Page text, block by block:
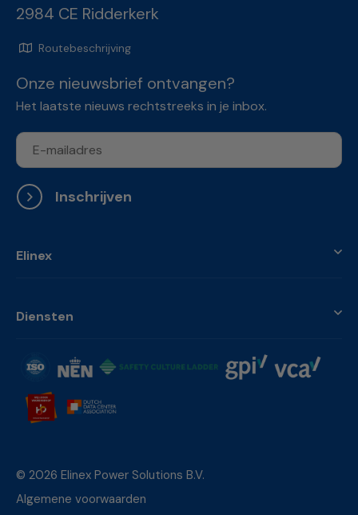
2984 CE Ridderkerk
Routebeschrijving
Onze nieuwsbrief ontvangen?
Het laatste nieuws rechtstreeks in je inbox.
Inschrijven
Elinex
Diensten
© 2026 Elinex Power Solutions B.V.
Algemene voorwaarden